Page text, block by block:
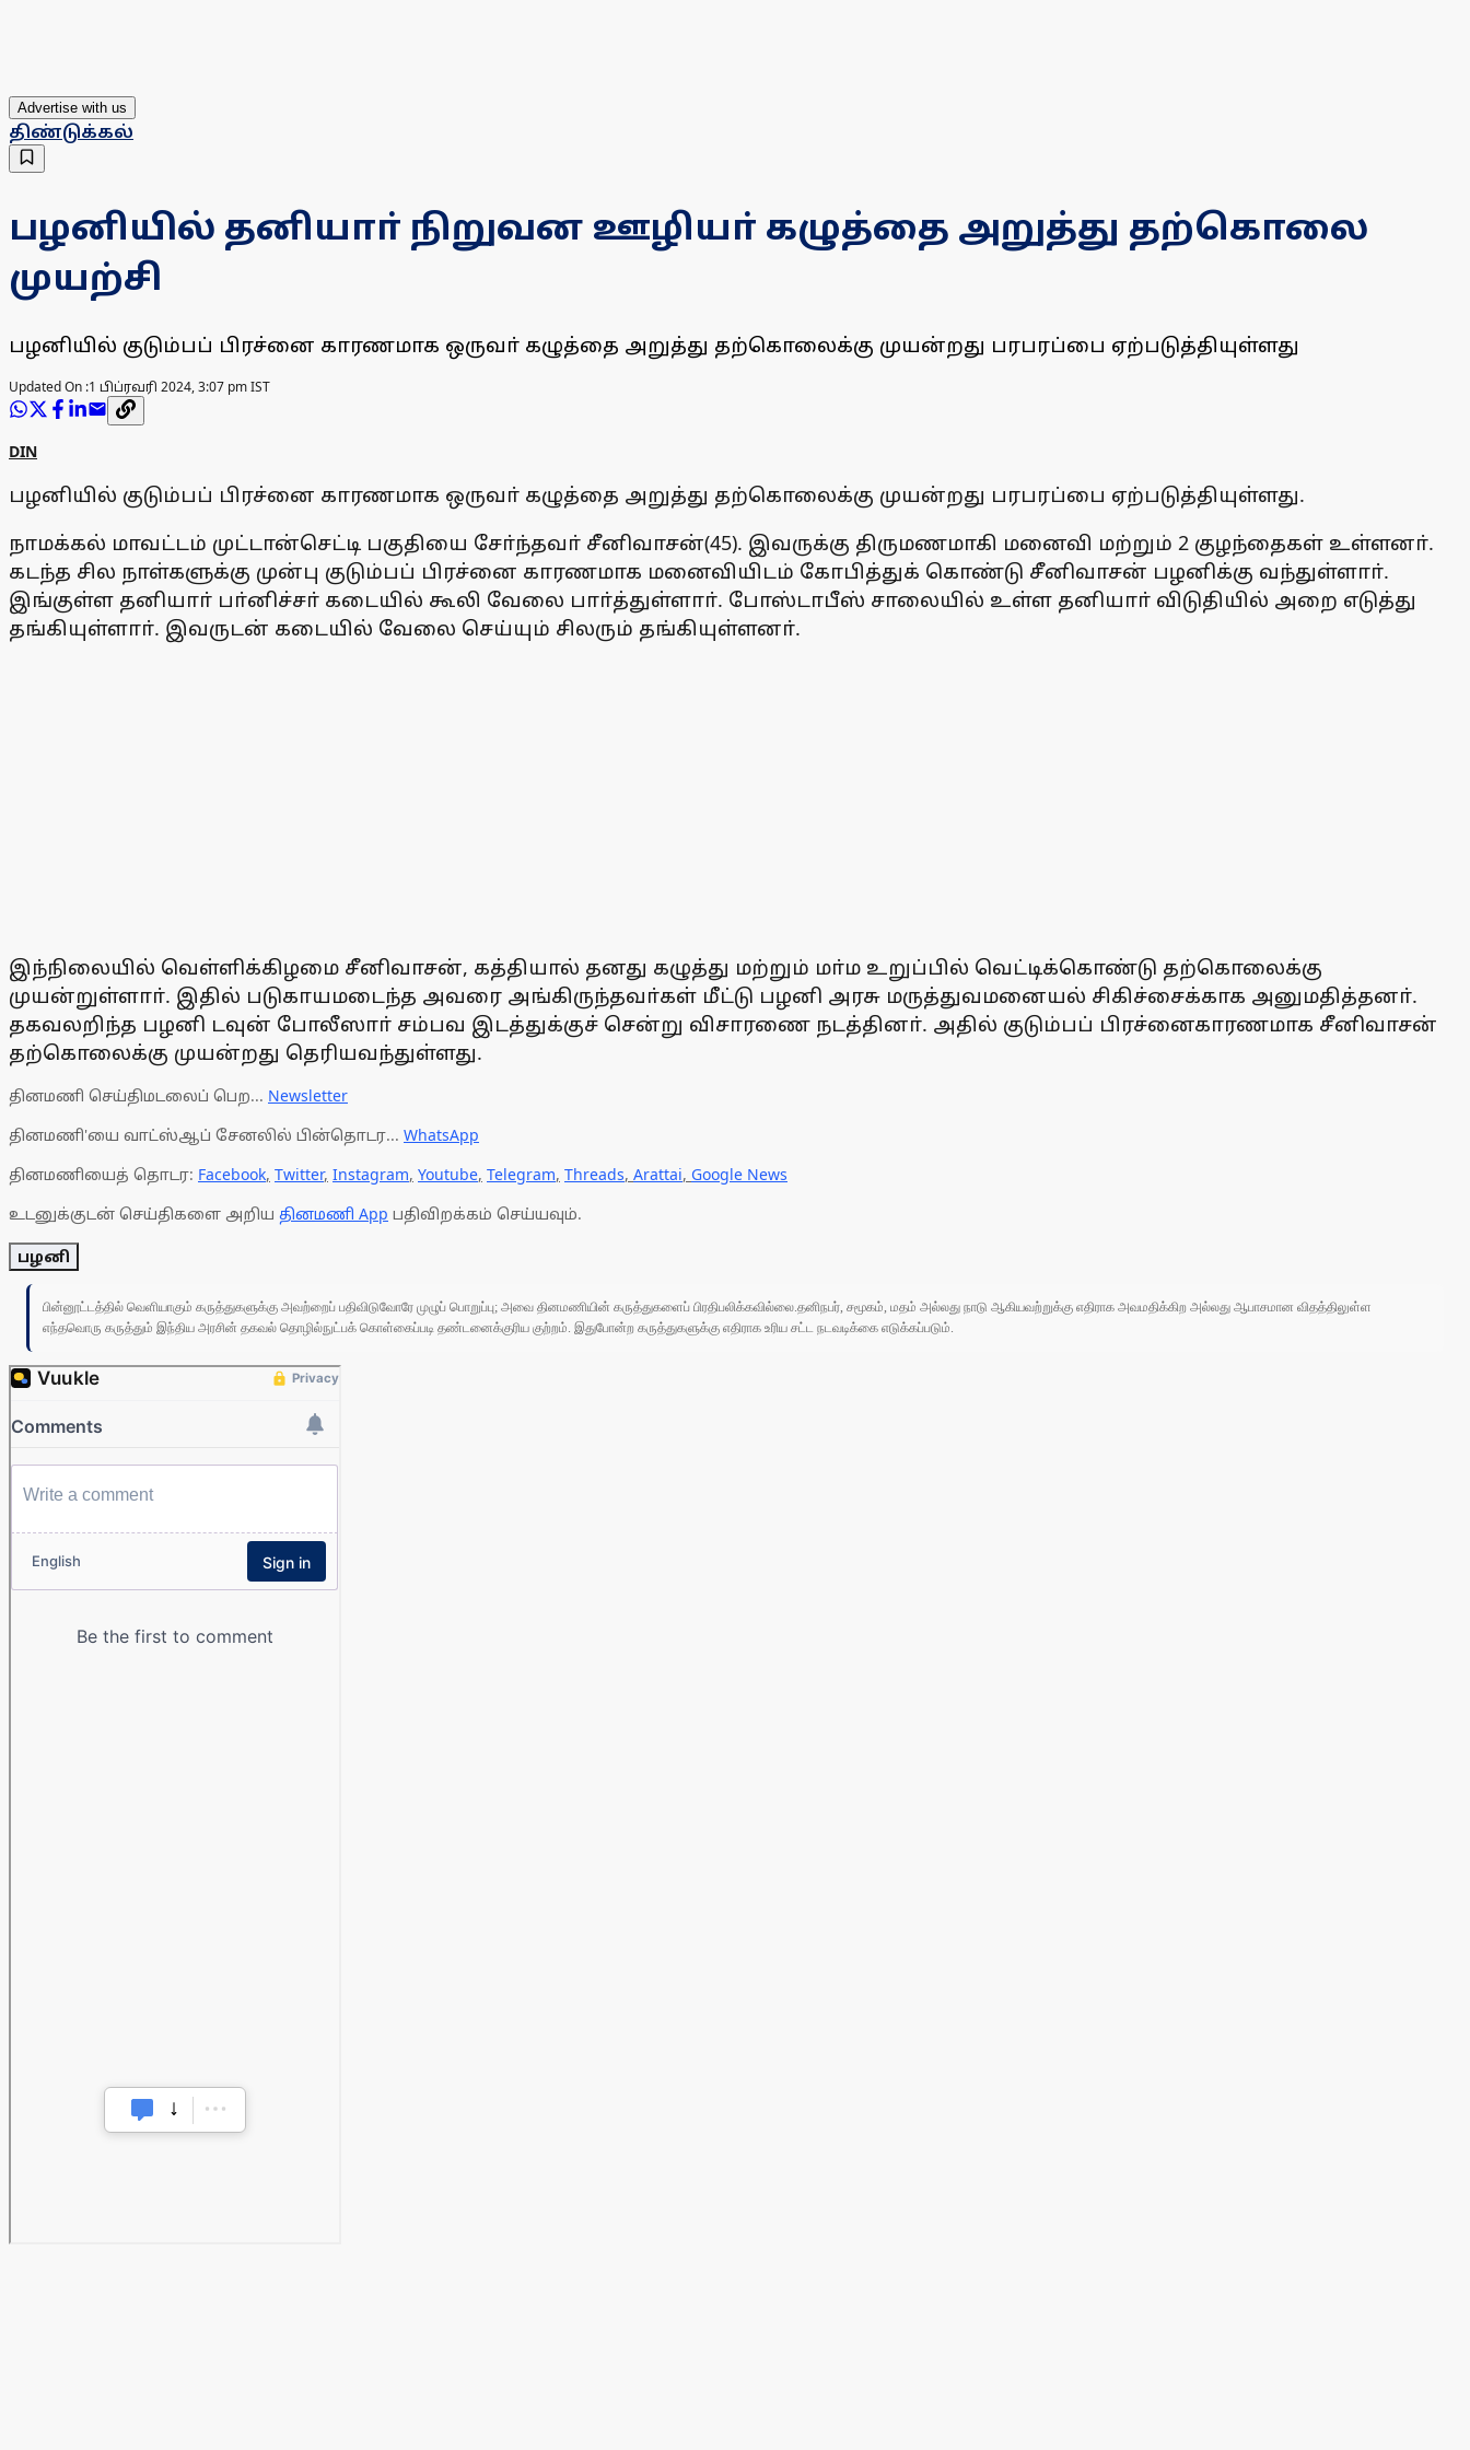
Advertise with us
திண்டுக்கல்
பழனியில் தனியாா் நிறுவன ஊழியா் கழுத்தை அறுத்து தற்கொலை
முயற்சி
பழனியில் குடும்பப் பிரச்னை காரணமாக ஒருவா் கழுத்தை அறுத்து தற்கொலைக்கு முயன்றது பரபரப்பை ஏற்படுத்தியுள்ளது
Updated On :1 பிப்ரவரி 2024, 3:07 pm IST
DIN
பழனியில் குடும்பப் பிரச்னை காரணமாக ஒருவா் கழுத்தை அறுத்து தற்கொலைக்கு முயன்றது பரபரப்பை ஏற்படுத்தியுள்ளது.
நாமக்கல் மாவட்டம் முட்டான்செட்டி பகுதியை சோ்ந்தவா் சீனிவாசன்(45). இவருக்கு திருமணமாகி மனைவி மற்றும் 2 குழந்தைகள் உள்ளனா்.
கடந்த சில நாள்களுக்கு முன்பு குடும்பப் பிரச்னை காரணமாக மனைவியிடம் கோபித்துக் கொண்டு சீனிவாசன் பழனிக்கு வந்துள்ளாா்.
இங்குள்ள தனியாா் பா்னிச்சா் கடையில் கூலி வேலை பாா்த்துள்ளாா். போஸ்டாபீஸ் சாலையில் உள்ள தனியாா் விடுதியில் அறை எடுத்து
தங்கியுள்ளாா். இவருடன் கடையில் வேலை செய்யும் சிலரும் தங்கியுள்ளனா்.
இந்நிலையில் வெள்ளிக்கிழமை சீனிவாசன், கத்தியால் தனது கழுத்து மற்றும் மா்ம உறுப்பில் வெட்டிக்கொண்டு தற்கொலைக்கு
முயன்றுள்ளாா். இதில் படுகாயமடைந்த அவரை அங்கிருந்தவா்கள் மீட்டு பழனி அரசு மருத்துவமனையல் சிகிச்சைக்காக அனுமதித்தனா்.
தகவலறிந்த பழனி டவுன் போலீஸாா் சம்பவ இடத்துக்குச் சென்று விசாரணை நடத்தினா். அதில் குடும்பப் பிரச்னைகாரணமாக சீனிவாசன்
தற்கொலைக்கு முயன்றது தெரியவந்துள்ளது.
தினமணி செய்திமடலைப் பெற... Newsletter
தினமணி'யை வாட்ஸ்ஆப் சேனலில் பின்தொடர... WhatsApp
தினமணியைத் தொடர: Facebook, Twitter, Instagram, Youtube, Telegram, Threads, Arattai, Google News
உடனுக்குடன் செய்திகளை அறிய தினமணி App பதிவிறக்கம் செய்யவும்.
பழனி
பின்னூட்டத்தில் வெளியாகும் கருத்துகளுக்கு அவற்றைப் பதிவிடுவோரே முழுப் பொறுப்பு; அவை தினமணியின் கருத்துகளைப் பிரதிபலிக்கவில்லை.தனிநபர், சமூகம், மதம் அல்லது நாடு ஆகியவற்றுக்கு எதிராக அவமதிக்கிற அல்லது ஆபாசமான விதத்திலுள்ள
எந்தவொரு கருத்தும் இந்திய அரசின் தகவல் தொழில்நுட்பக் கொள்கைப்படி தண்டனைக்குரிய குற்றம். இதுபோன்ற கருத்துகளுக்கு எதிராக உரிய சட்ட நடவடிக்கை எடுக்கப்படும்.